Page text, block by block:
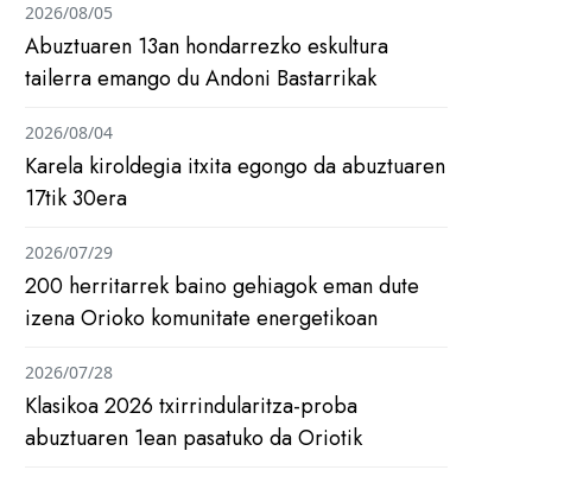
Abuztuaren 13an hondarrezko eskultura
tailerra emango du Andoni Bastarrikak
2026/08/05
Karela kiroldegia itxita egongo da abuztuaren
17tik 30era
2026/08/04
200 herritarrek baino gehiagok eman dute
izena Orioko komunitate energetikoan
2026/07/29
Klasikoa 2026 txirrindularitza-proba
abuztuaren 1ean pasatuko da Oriotik
2026/07/28